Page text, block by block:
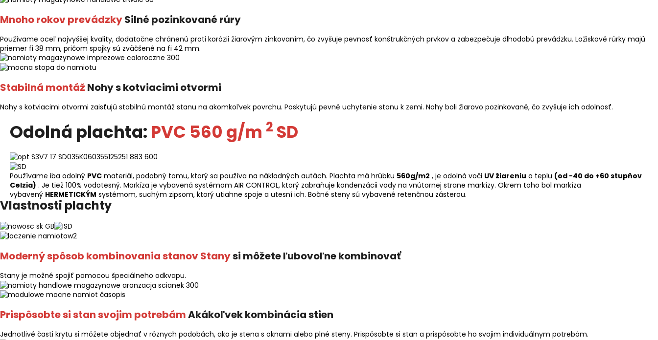
Mnoho rokov prevádzkySilné pozinkované rúry
Používame oceľ najvyššej kvality, dodatočne chránenú proti korózii žiarovým zinkovaním, čo zvyšuje pevnosť konštrukčných prvkov a zabezpečuje dlhodobú prevádzku. Ložiskové rúrky majú
priemer fi 38 mm, pričom spojky sú zväčšené na fi 42 mm.
Stabilná montáž Nohy s kotviacimi otvormi
Nohy s kotviacimi otvormi zaisťujú stabilnú montáž stanu na akomkoľvek povrchu. Poskytujú pevné uchytenie stanu k zemi. Nohy boli žiarovo pozinkované, čo zvyšuje ich odolnosť.
Odolná plachta: PVC 560 g/m 2 SD
Používame iba odolný PVC materiál, podobný tomu, ktorý sa používa na nákladných autách. Plachta má hrúbku 560g/m2 , je odolná voči UV žiareniu a teplu (od -40 do +60 stupňov
Celzia) . Je tiež 100% vodotesný. Markíza je vybavená systémom AIR CONTROL, ktorý zabraňuje kondenzácii vody na vnútornej strane markízy. Okrem toho bol markíza
vybavený HERMETICKÝM systémom, suchým zipsom, ktorý utiahne spoje a utesní ich. Bočné steny sú vybavené retenčnou zásterou.
Vlastnosti plachty
Moderný spôsob kombinovania stanov Stanysi môžete ľubovoľne kombinovať
Stany je možné spojiť pomocou špeciálneho odkvapu.
Prispôsobte si stan svojim potrebámAkákoľvek kombinácia stien
Jednotlivé časti krytu si môžete objednať v rôznych podobách, ako je stena s oknami alebo plné steny. Prispôsobte si stan a prispôsobte ho svojim individuálnym potrebám.